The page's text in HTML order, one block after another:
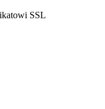
SSL